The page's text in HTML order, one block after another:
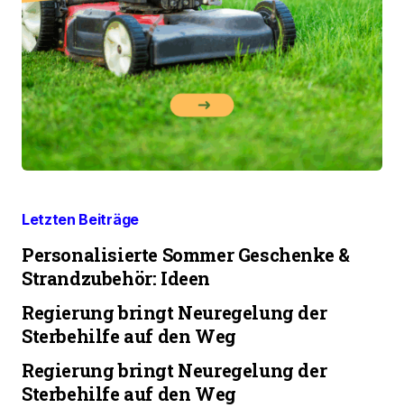
Letzten Beiträge
Personalisierte Sommer Geschenke &
Strandzubehör: Ideen
Regierung bringt Neuregelung der
Sterbehilfe auf den Weg
Regierung bringt Neuregelung der
Sterbehilfe auf den Weg